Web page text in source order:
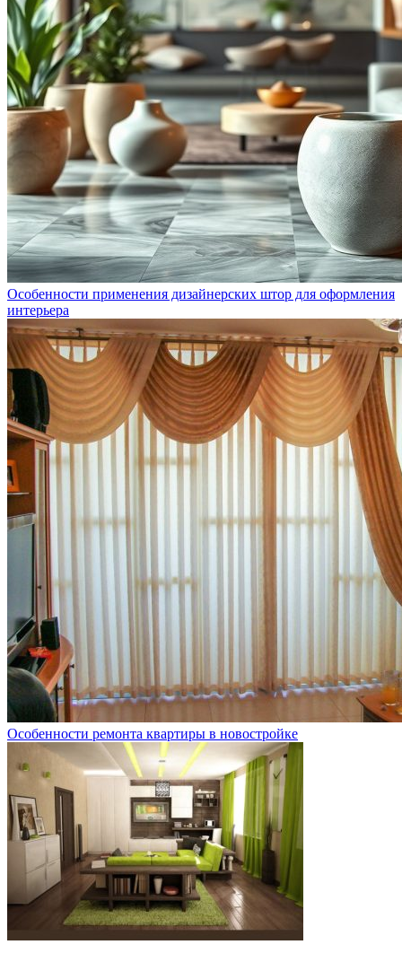
Особенности применения дизайнерских штор для оформления
интерьера
Особенности ремонта квартиры в новостройке